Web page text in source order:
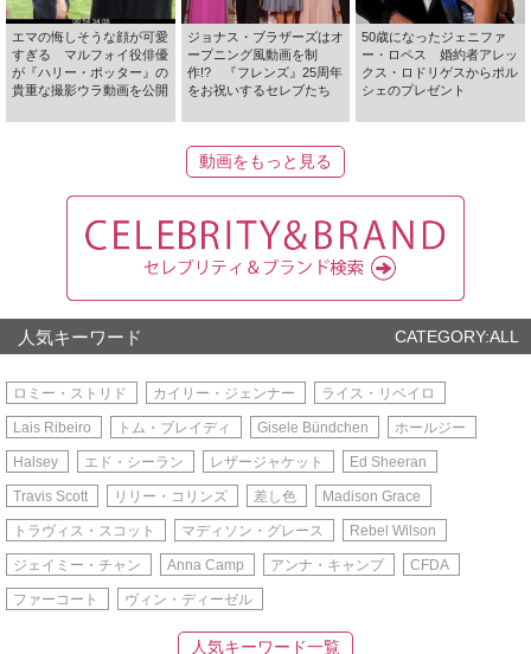
エマの悔しそうな顔が可愛
すぎる マルフォイ役俳優
が『ハリー・ポッター』の
貴重な撮影ウラ動画を公開
ジョナス・ブラザーズはオ
ープニング風動画を制
作!? 『フレンズ』25周年
をお祝いするセレブたち
50歳になったジェニファ
ー・ロペス 婚約者アレッ
クス・ロドリゲスからポル
シェのプレゼント
動画をもっと見る
人気キーワード CATEGORY:ALL
ロミー・ストリド カイリー・ジェンナー ライス・リベイロ
Lais Ribeiro トム・ブレイディ Gisele Bündchen ホールジー
Halsey エド・シーラン レザージャケット Ed Sheeran
Travis Scott リリー・コリンズ 差し色 Madison Grace
トラヴィス・スコット マディソン・グレース Rebel Wilson
ジェイミー・チャン Anna Camp アンナ・キャンプ CFDA
ファーコート ヴィン・ディーゼル
人気キーワード一覧